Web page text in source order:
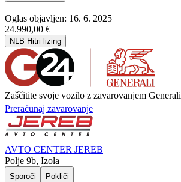
Oglas objavljen: 16. 6. 2025
24.990,00 €
NLB Hitri lizing
Zaščitite svoje vozilo z zavarovanjem Generali
Preračunaj zavarovanje
AVTO CENTER JEREB
Polje 9b, Izola
Sporoči
Pokliči